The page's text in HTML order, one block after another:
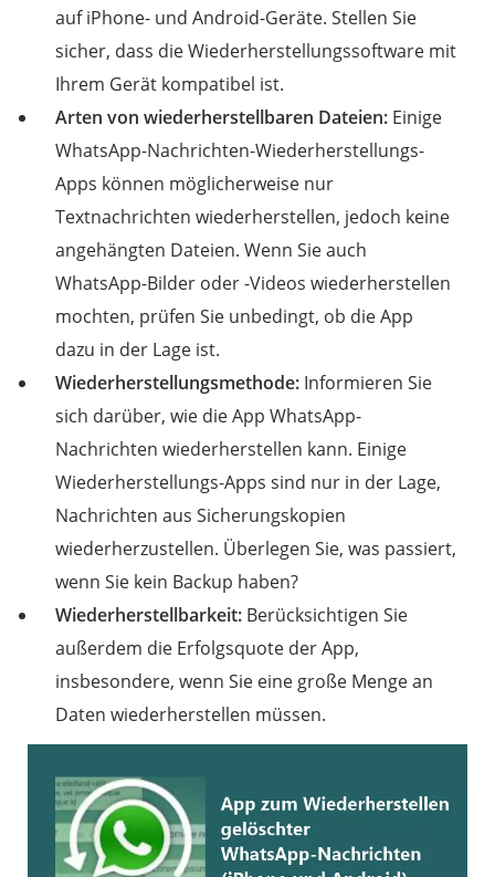
auf iPhone- und Android-Geräte. Stellen Sie
sicher, dass die Wiederherstellungssoftware mit
Ihrem Gerät kompatibel ist.
Arten von wiederherstellbaren Dateien: Einige
WhatsApp-Nachrichten-Wiederherstellungs-
Apps können möglicherweise nur
Textnachrichten wiederherstellen, jedoch keine
angehängten Dateien. Wenn Sie auch
WhatsApp-Bilder oder -Videos wiederherstellen
mochten, prüfen Sie unbedingt, ob die App
dazu in der Lage ist.
Wiederherstellungsmethode: Informieren Sie
sich darüber, wie die App WhatsApp-
Nachrichten wiederherstellen kann. Einige
Wiederherstellungs-Apps sind nur in der Lage,
Nachrichten aus Sicherungskopien
wiederherzustellen. Überlegen Sie, was passiert,
wenn Sie kein Backup haben?
Wiederherstellbarkeit: Berücksichtigen Sie
außerdem die Erfolgsquote der App,
insbesondere, wenn Sie eine große Menge an
Daten wiederherstellen müssen.